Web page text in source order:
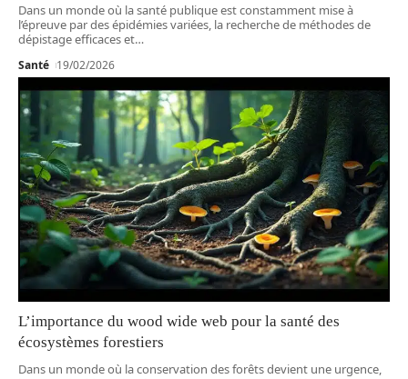
Dans un monde où la santé publique est constamment mise à
l’épreuve par des épidémies variées, la recherche de méthodes de
dépistage efficaces et…
Santé 19/02/2026
L’importance du wood wide web pour la santé des
écosystèmes forestiers
Dans un monde où la conservation des forêts devient une urgence,